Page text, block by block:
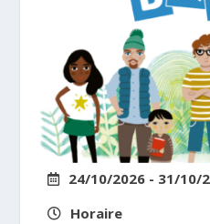
24/10/2026 - 31/10/
Horaire